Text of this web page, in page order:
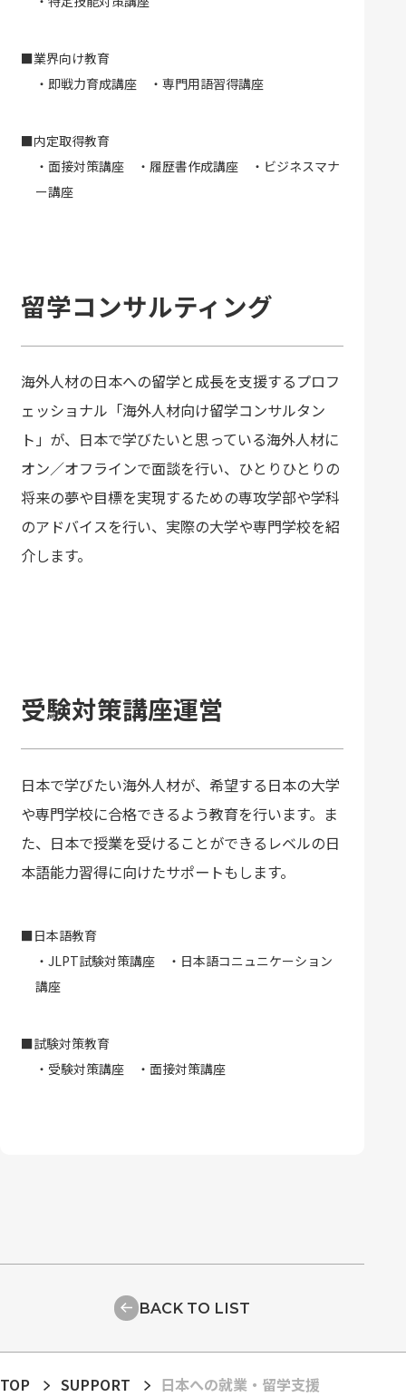
■業界向け教育
・即戦力育成講座 ・専門用語習得講座
■内定取得教育
・面接対策講座 ・履歴書作成講座 ・ビジネスマナ
ー講座
留学コンサルティング
海外人材の日本への留学と成長を支援するプロフ
ェッショナル「海外人材向け留学コンサルタン
ト」が、日本で学びたいと思っている海外人材に
オン／オフラインで面談を行い、ひとりひとりの
将来の夢や目標を実現するための専攻学部や学科
のアドバイスを行い、実際の大学や専門学校を紹
介します。
受験対策講座運営
日本で学びたい海外人材が、希望する日本の大学
や専門学校に合格できるよう教育を行います。ま
た、日本で授業を受けることができるレベルの日
本語能力習得に向けたサポートもします。
■日本語教育
・JLPT試験対策講座 ・日本語コニュニケーション
講座
■試験対策教育
・受験対策講座 ・面接対策講座
BACK TO LIST
TOP SUPPORT 日本への就業・留学支援